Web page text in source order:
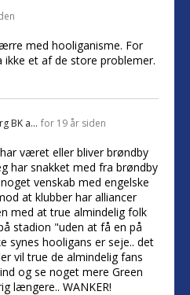
med hooliganisme. For
ikke et af de store problemer.
BK a... for 19 år siden
været eller bliver brøndby
har snakket med fra brøndby
venskab med engelske
at klubber har alliancer
med at true almindelig folk
stadion "uden at få en på
synes hooligans er seje.. det
vil true de almindelig fans
og se noget mere Green
længere.. WANKER!